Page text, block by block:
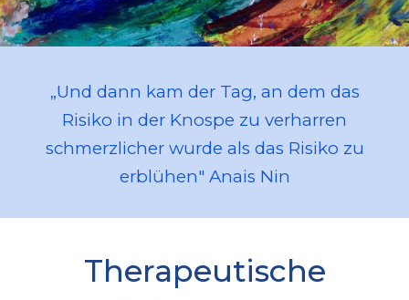
„Und dann kam der Tag, an dem das
Risiko in der Knospe zu verharren
schmerzlicher wurde als das Risiko zu
erblühen" Anais Nin
Therapeutische